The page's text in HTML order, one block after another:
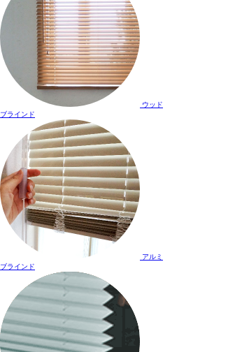
ウッド
ブラインド
アルミ
ブラインド